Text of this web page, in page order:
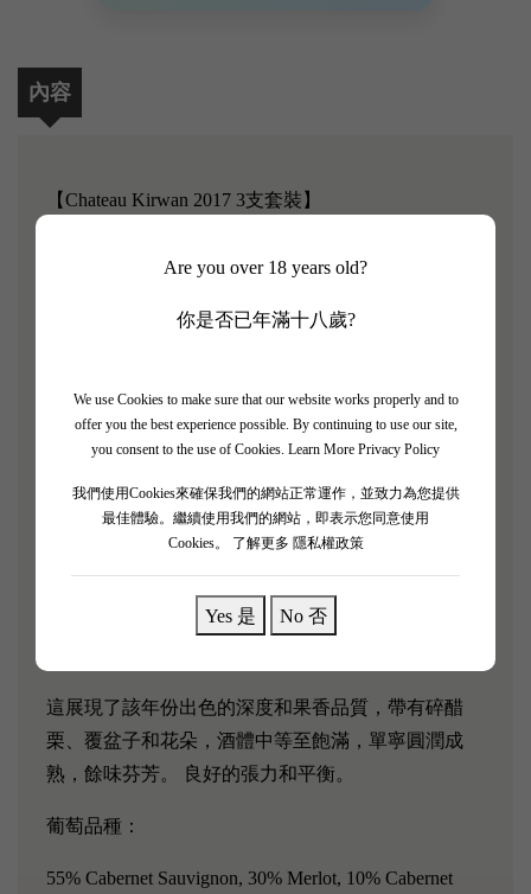
Are you over 18 years old?
你是否已年滿十八歲?
We use Cookies to make sure that our website works properly and to
offer you the best experience possible. By continuing to use our site,
you consent to the use of Cookies. Learn More Privacy Policy
我們使用Cookies來確保我們的網站正常運作，並致力為您提供
最佳體驗。繼續使用我們的網站，即表示您同意使用
Cookies。
了解更多 隱私權政策
Yes 是 No 否
內容
【Chateau Kirwan 2017 3支套裝】
寶馬(Palmer)、美人魚堡(Giscours)等。麒麟酒莊擁有
30公頃左右葡萄園，土質主要為沙質礫石，葡萄種植
比例為40%赤霞珠、30%美樂、20%品麗珠和10%小
維多，葡萄植株平均樹齡為27年。釀造的葡萄酒香氣
宜人，架構平衡，質地柔順，單寧絲滑，整體風格優
區不夠出眾，但是酒款陳年能力不俗，在接下來的15
這展現了該年份出色的深度和果香品質，帶有碎醋
栗、覆盆子和花朵，酒體中等至飽滿，單寧圓潤成
熟，餘味芬芳。 良好的張力和平衡。
葡萄品種：
55% Cabernet Sauvignon, 30% Merlot, 10% Cabernet